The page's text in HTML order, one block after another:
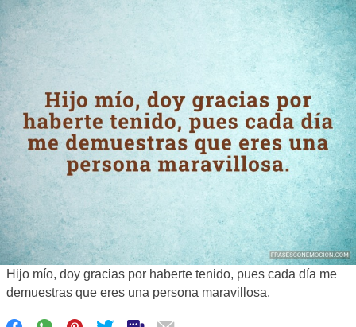
Hijo mío, doy gracias por haberte tenido, pues cada día me
demuestras que eres una persona maravillosa.